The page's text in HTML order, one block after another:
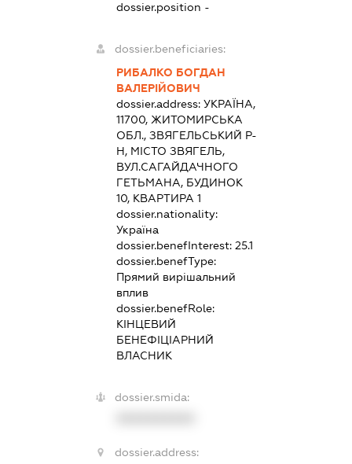
dossier.position -
dossier.beneficiaries:
РИБАЛКО БОГДАН
ВАЛЕРІЙОВИЧ
dossier.address:УКРАЇНА,
11700, ЖИТОМИРСЬКА
ОБЛ., ЗВЯГЕЛЬСЬКИЙ Р-
Н, МІСТО ЗВЯГЕЛЬ,
ВУЛ.САГАЙДАЧНОГО
ГЕТЬМАНА, БУДИНОК
10, КВАРТИРА 1
dossier.nationality:
Україна
dossier.benefInterest:25.1
dossier.benefType:
Прямий вирішальний
вплив
dossier.benefRole:
КІНЦЕВИЙ
БЕНЕФІЦІАРНИЙ
ВЛАСНИК
dossier.smida:
dossier.address: